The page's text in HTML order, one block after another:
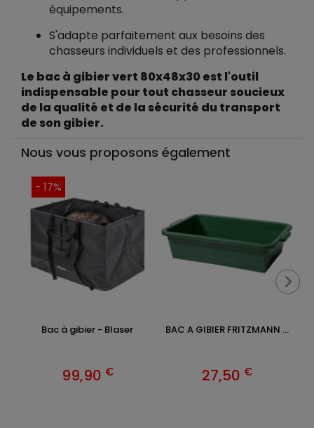
équipements.
S'adapte parfaitement aux besoins des
chasseurs individuels et des professionnels.
Le bac à gibier vert 80x48x30 est l'outil
indispensable pour tout chasseur soucieux
de la qualité et de la sécurité du transport
de son gibier.
Nous vous proposons également
- 17%
Bac à gibier - Blaser
99,90 €
BAC A GIBIER FRITZMANN ...
27,50 €